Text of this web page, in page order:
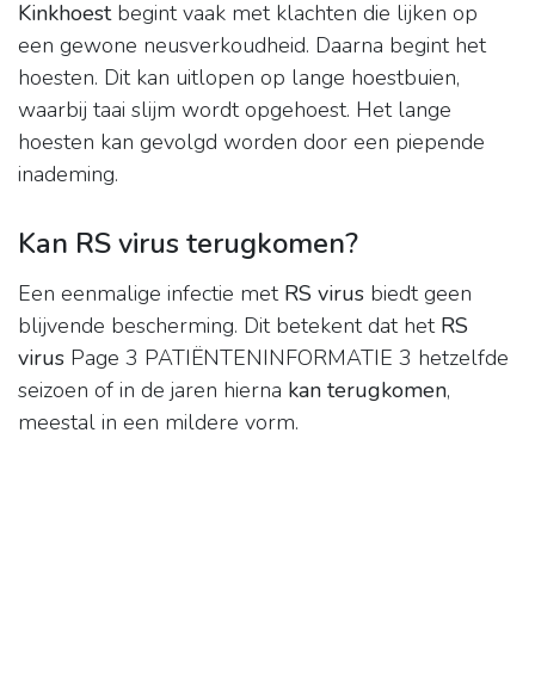
Kinkhoestbegint vaak met klachten die lijken op
een gewone neusverkoudheid. Daarna begint het
hoesten. Dit kan uitlopen op lange hoestbuien,
waarbij taai slijm wordt opgehoest. Het lange
hoesten kan gevolgd worden door een piepende
inademing.
Kan RS virus terugkomen?
Een eenmalige infectie met RS virus biedt geen
blijvende bescherming. Dit betekent dat het RS
virus Page 3 PATIËNTENINFORMATIE 3 hetzelfde
seizoen of in de jaren hierna kan terugkomen,
meestal in een mildere vorm.